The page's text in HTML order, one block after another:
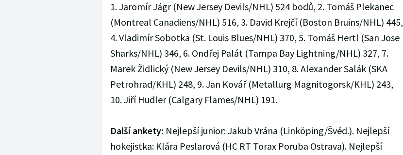
1. Jaromír Jágr (New Jersey Devils/NHL) 524 bodů, 2. Tomáš Plekanec
(Montreal Canadiens/NHL) 516, 3. David Krejčí (Boston Bruins/NHL) 445,
4. Vladimír Sobotka (St. Louis Blues/NHL) 370, 5. Tomáš Hertl (San Jose
Sharks/NHL) 346, 6. Ondřej Palát (Tampa Bay Lightning/NHL) 327, 7.
Marek Židlický (New Jersey Devils/NHL) 310, 8. Alexander Salák (SKA
Petrohrad/KHL) 248, 9. Jan Kovář (Metallurg Magnitogorsk/KHL) 243,
10. Jiří Hudler (Calgary Flames/NHL) 191.
Další ankety: Nejlepší junior: Jakub Vrána (Linköping/Švéd.). Nejlepší
hokejistka: Klára Peslarová (HC RT Torax Poruba Ostrava). Nejlepší